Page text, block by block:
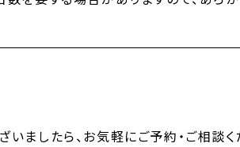
ましたら、お気軽にご予約・ご相談く